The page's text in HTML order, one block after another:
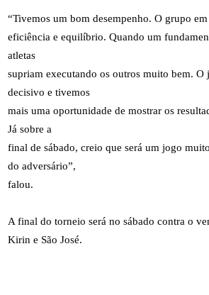
“Tivemos um bom desempenho. O grupo
eficiência e equilíbrio. Quando um
atletas
supriam executando os outros muito bem. O
decisivo e tivemos
mais uma oportunidade de mostrar os
Já sobre a
final de sábado, creio que será um jogo
do adversário”,
falou.
A final do torneio será no sábado contra o
Kirin e São José.